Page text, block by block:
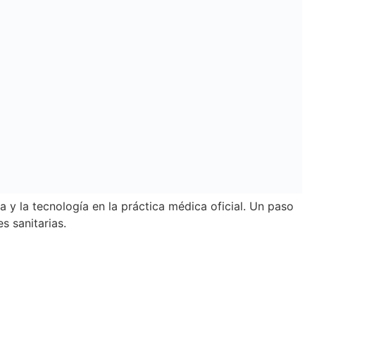
y la tecnología en la práctica médica oficial. Un paso
sanitarias.